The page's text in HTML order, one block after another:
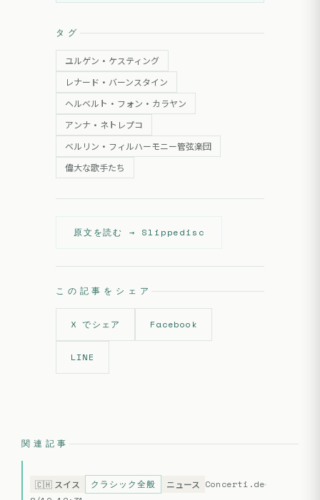
タグ
ユルゲン・ケスティング
レナード・バーンスタイン
ヘルベルト・フォン・カラヤン
アンナ・ネトレプコ
ベルリン・フィルハーモニー管弦楽団
偉大な歌手たち
原文を読む → Slippedisc
この記事をシェア
X でシェア Facebook
LINE
関連記事
🇨🇭 スイス クラシック全般 ニュース
Concerti.de